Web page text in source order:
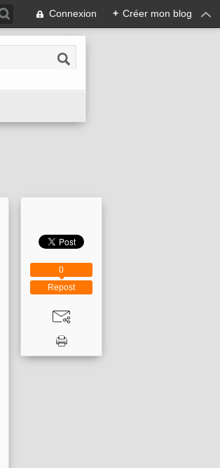
Connexion + Créer mon blog
Repost
0